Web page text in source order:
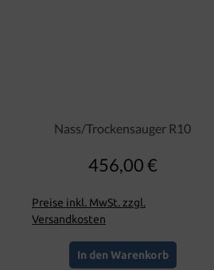
Nass/Trockensauger R10
Regulärer Preis:
456,00 €
Preise inkl. MwSt. zzgl.
Versandkosten
In den Warenkorb